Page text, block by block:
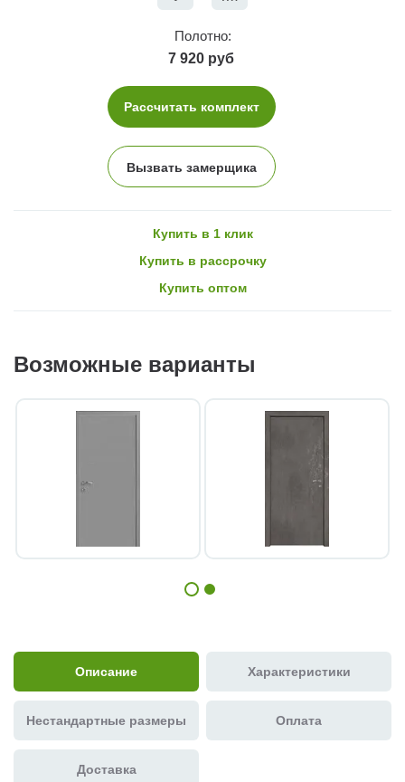
Полотно:
7 920 руб
Рассчитать комплект
Вызвать замерщика
Купить в 1 клик
Купить в рассрочку
Купить оптом
Возможные варианты
Описание Характеристики
Нестандартные размеры Оплата
Доставка